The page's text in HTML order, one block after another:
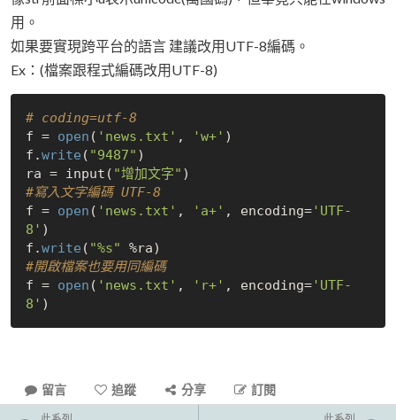
用。
如果要實現跨平台的語言 建議改用UTF-8編碼。
Ex：(檔案跟程式編碼改用UTF-8)
# coding=utf-8
f = open ( 'news.txt' , 'w+' )
f.write ( "9487" )
ra = input( "增加文字"
#寫入文字編碼 UTF-8
f = open ( 'news.txt' , 'a+' , encoding='UTF-
8' )
f.write ( "%s"
#開啟檔案也要用同編碼
f = open ( 'news.txt' , 'r+' , encoding='UTF-
8'
留言 追蹤 分享 訂閱